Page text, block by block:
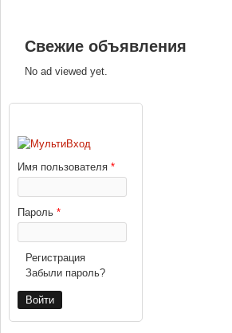
Свежие объявления
No ad viewed yet.
Имя пользователя *
Пароль *
Регистрация
Забыли пароль?